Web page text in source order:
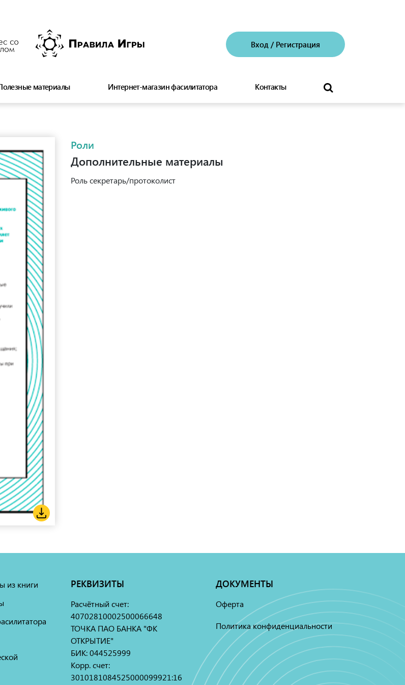
Вход / Регистрация
материалы Интернет-магазин фасилитатора Контакты
Роли
Дополнительные материалы
Роль секретарь/протоколист
из книги
РЕКВИЗИТЫ
Расчётный счет:
40702810002500066648
ТОЧКА ПАО БАНКА "ФК
ОТКРЫТИЕ"
БИК: 044525999
Корр. счет:
3010181084525000099921:16
ДОКУМЕНТЫ
Оферта
Политика конфиденциальности